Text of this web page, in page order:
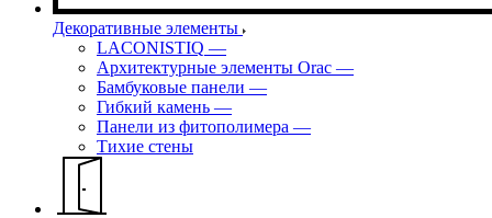
Декоративные элементы
LACONISTIQ —
Архитектурные элементы Orac —
Бамбуковые панели —
Гибкий камень —
Панели из фитополимера —
Тихие стены